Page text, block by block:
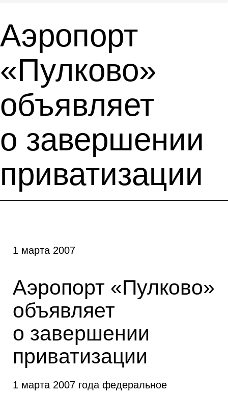
Аэропорт
«Пулково»
объявляет
о завершении
приватизации
1 марта 2007
Аэропорт «Пулково»
объявляет
о завершении
приватизации
1 марта 2007 года федеральное